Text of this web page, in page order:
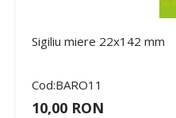
Sigiliu miere 22x142 mm
Cod:BARO11
10,00 RON